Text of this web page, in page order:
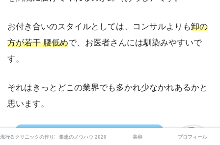
お付き合いのスタイルとしては、コンサルよりも卸の
方が若干 腰低めで、お医者さんには馴染みやすいで
す。
それはきっとどこの業界でも多かれ少なかれあるかと
思います。
卸に相談するメリットはなんですか？
流行るクリニックの作り方 集患のノウハウ 2020 美容 プロフィール